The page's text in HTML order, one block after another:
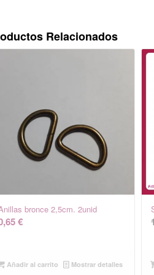
Relacionados
bronce 2,5cm. 2unid
€
Añadir al carrito Mostrar detalles